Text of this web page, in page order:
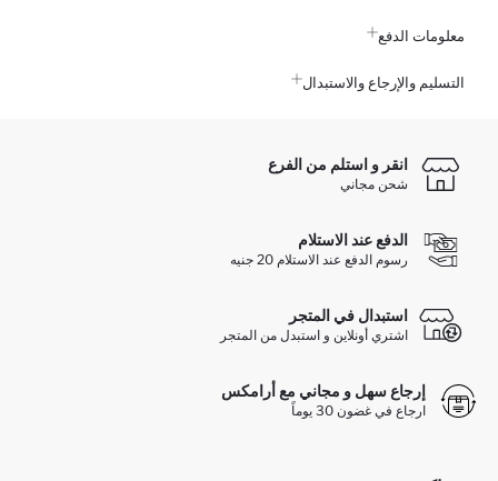
معلومات الدفع
التسليم والإرجاع والاستبدال
انقر و استلم من الفرع
شحن مجاني
الدفع عند الاستلام
رسوم الدفع عند الاستلام 20 جنيه
استبدال في المتجر
اشتري أونلاين و استبدل من المتجر
إرجاع سهل و مجاني مع أرامكس
ارجاع في غضون 30 يوماً